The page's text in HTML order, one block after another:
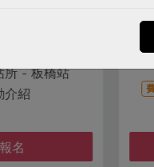
介紹
報名